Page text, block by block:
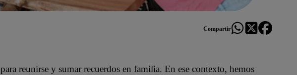
Compartir
para reunirse y sumar recuerdos en familia. En ese contexto, hemos